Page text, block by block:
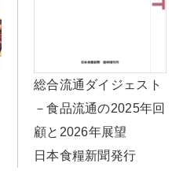
総合流通ダイジェスト
－食品流通の2025年回
顧と2026年展望
日本食糧新聞発行